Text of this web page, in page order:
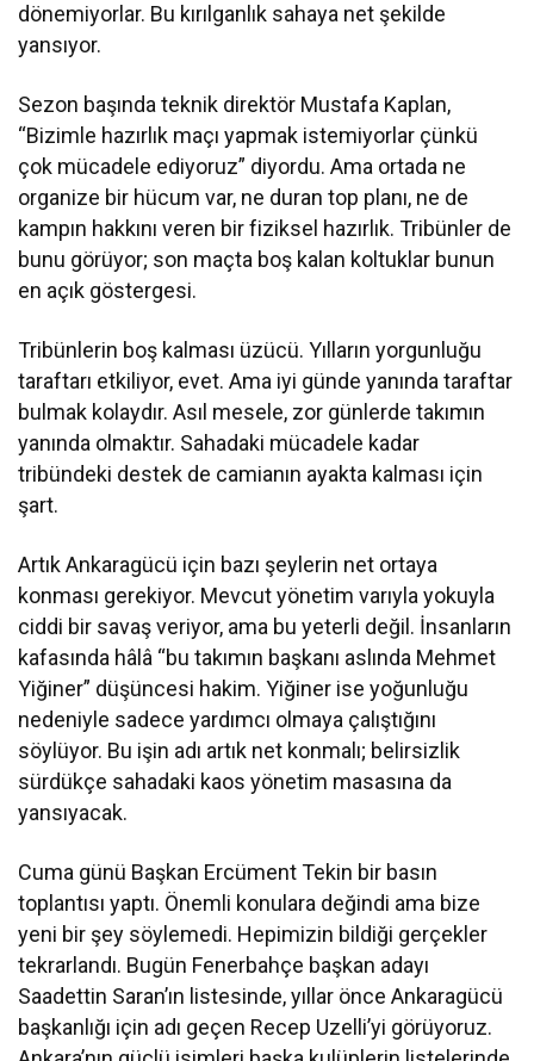
dönemiyorlar. Bu kırılganlık sahaya net şekilde
yansıyor.
Sezon başında teknik direktör Mustafa Kaplan,
“Bizimle hazırlık maçı yapmak istemiyorlar çünkü
çok mücadele ediyoruz” diyordu. Ama ortada ne
organize bir hücum var, ne duran top planı, ne de
kampın hakkını veren bir fiziksel hazırlık. Tribünler de
bunu görüyor; son maçta boş kalan koltuklar bunun
en açık göstergesi.
Tribünlerin boş kalması üzücü. Yılların yorgunluğu
taraftarı etkiliyor, evet. Ama iyi günde yanında taraftar
bulmak kolaydır. Asıl mesele, zor günlerde takımın
yanında olmaktır. Sahadaki mücadele kadar
tribündeki destek de camianın ayakta kalması için
şart.
Artık Ankaragücü için bazı şeylerin net ortaya
konması gerekiyor. Mevcut yönetim varıyla yokuyla
ciddi bir savaş veriyor, ama bu yeterli değil. İnsanların
kafasında hâlâ “bu takımın başkanı aslında Mehmet
Yiğiner” düşüncesi hakim. Yiğiner ise yoğunluğu
nedeniyle sadece yardımcı olmaya çalıştığını
söylüyor. Bu işin adı artık net konmalı; belirsizlik
sürdükçe sahadaki kaos yönetim masasına da
yansıyacak.
Cuma günü Başkan Ercüment Tekin bir basın
toplantısı yaptı. Önemli konulara değindi ama bize
yeni bir şey söylemedi. Hepimizin bildiği gerçekler
tekrarlandı. Bugün Fenerbahçe başkan adayı
Saadettin Saran’ın listesinde, yıllar önce Ankaragücü
başkanlığı için adı geçen Recep Uzelli’yi görüyoruz.